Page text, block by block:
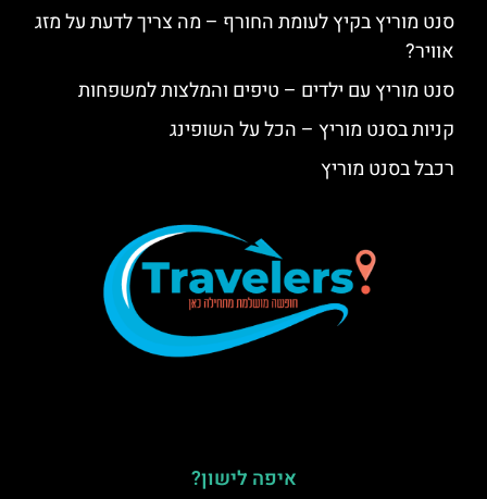
סנט מוריץ בקיץ לעומת החורף – מה צריך לדעת על מזג
אוויר?
סנט מוריץ עם ילדים – טיפים והמלצות למשפחות
קניות בסנט מוריץ – הכל על השופינג
רכבל בסנט מוריץ
איפה לישון?